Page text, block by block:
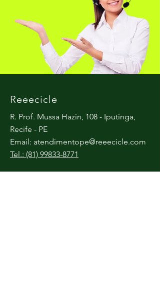
Reeecicle
R. Prof. Mussa Hazin, 108 - Iputinga,
Recife - PE
Email: atendimentope@reeecicle.com
Tel.: (81) 99833-8771